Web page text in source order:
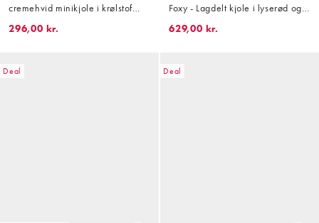
cremehvid minikjole i krølstof
med farveblok-design
296,00 kr.
Foxy - Lagdelt kjole i lyserød og
orange
629,00 kr.
Deal Deal